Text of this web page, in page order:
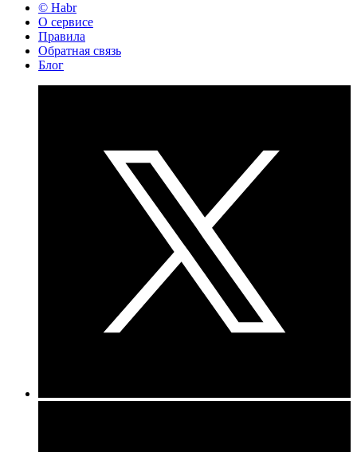
© Habr
О сервисе
Правила
Обратная связь
Блог